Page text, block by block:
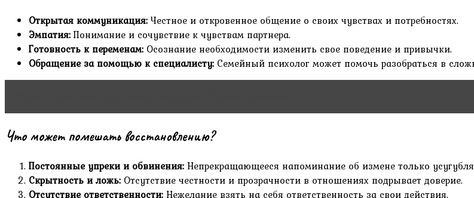
Открытая коммуникация: Честное и откровенное общение о своих чувствах и потребностях.
Эмпатия: Понимание и сочувствие к чувствам партнера.
Готовность к переменам: Осознание необходимости изменить свое поведение и привычки.
Обращение за помощью к специалисту: Семейный психолог может помочь разобраться в
Что может помешать восстановлению?
Постоянные упреки и обвинения: Непрекращающееся напоминание об измене только
Скрытность и ложь: Отсутствие честности и прозрачности в отношениях подрывает доверие.
Отсутствие ответственности: Нежелание взять на себя ответственность за свои действия.